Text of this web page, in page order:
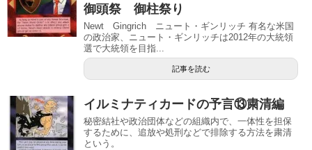
御頭祭 御柱祭り
Newt Gingrich ニュート・ギンリッチ 有名な米国
の政治家、ニュート・ギンリッチは2012年の大統領
選で大統領を目指...
記事を読む
イルミナティカードの予言⑬粛清編
秘密結社や政治団体などの組織内で、一体性を担保
するために、追放や処刑などで排除する方法を粛清
という。